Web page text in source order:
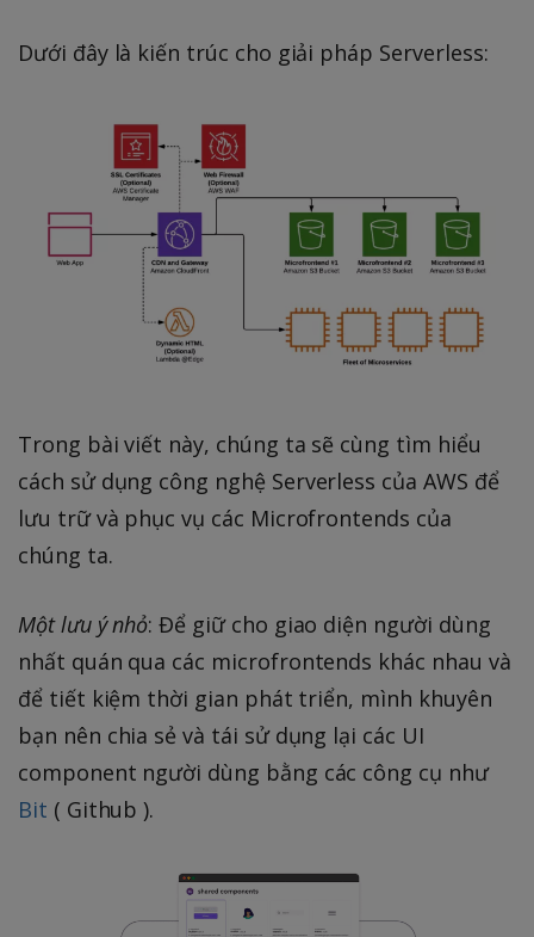
Dưới đây là kiến trúc cho giải pháp Serverless:
Trong bài viết này, chúng ta sẽ cùng tìm hiểu
cách sử dụng công nghệ Serverless của AWS để
lưu trữ và phục vụ các Microfrontends của
chúng ta.
Một lưu ý nhỏ: Để giữ cho giao diện người dùng
nhất quán qua các microfrontends khác nhau và
để tiết kiệm thời gian phát triển, mình khuyên
bạn nên chia sẻ và tái sử dụng lại các UI
component người dùng bằng các công cụ như
Bit ( Github ).